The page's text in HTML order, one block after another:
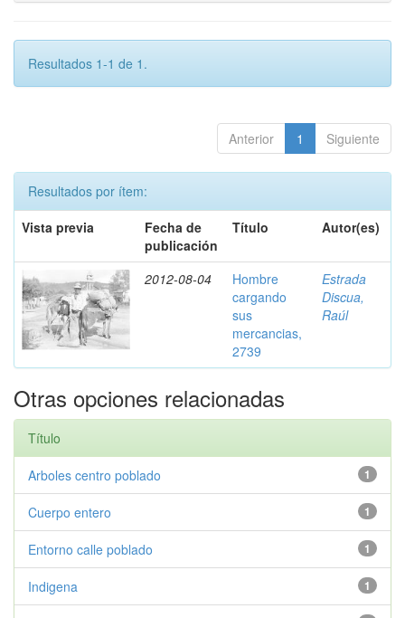
Resultados 1-1 de 1.
Anterior 1 Siguiente
Resultados por ítem:
Vista previa
Fecha de
publicación
Título Autor(es)
2012-08-04
Hombre
cargando
sus
mercancias,
2739
Estrada
Discua,
Raúl
Otras opciones relacionadas
Título
1
Arboles centro poblado
1
Cuerpo entero
1
Entorno calle poblado
1
Indigena